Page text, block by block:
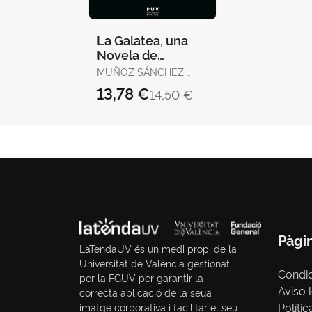
La Galatea, una
Novela de
Novelas
MUÑOZ SÁNCHEZ,
14,50 €
13,78 €
LaTendaUV és un medi propi de la
Universitat de València gestionat
per la FGUV per garantir la
correcta aplicació de la seua
imatge corporativa i facilitar el seu
Aviso